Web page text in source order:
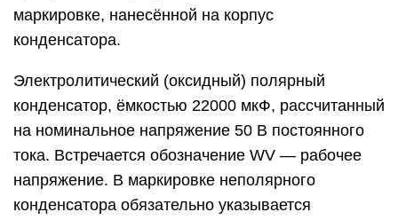
маркировке, нанесённой на корпус
конденсатора.
Электролитический (оксидный) полярный
конденсатор, ёмкостью 22000 мкФ, рассчитанный
на номинальное напряжение 50 В постоянного
тока. Встречается обозначение WV — рабочее
напряжение. В маркировке неполярного
конденсатора обязательно указывается